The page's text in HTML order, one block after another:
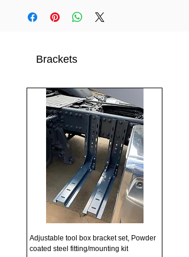
Brackets
Adjustable tool box bracket set, Powder
coated steel fitting/mounting kit